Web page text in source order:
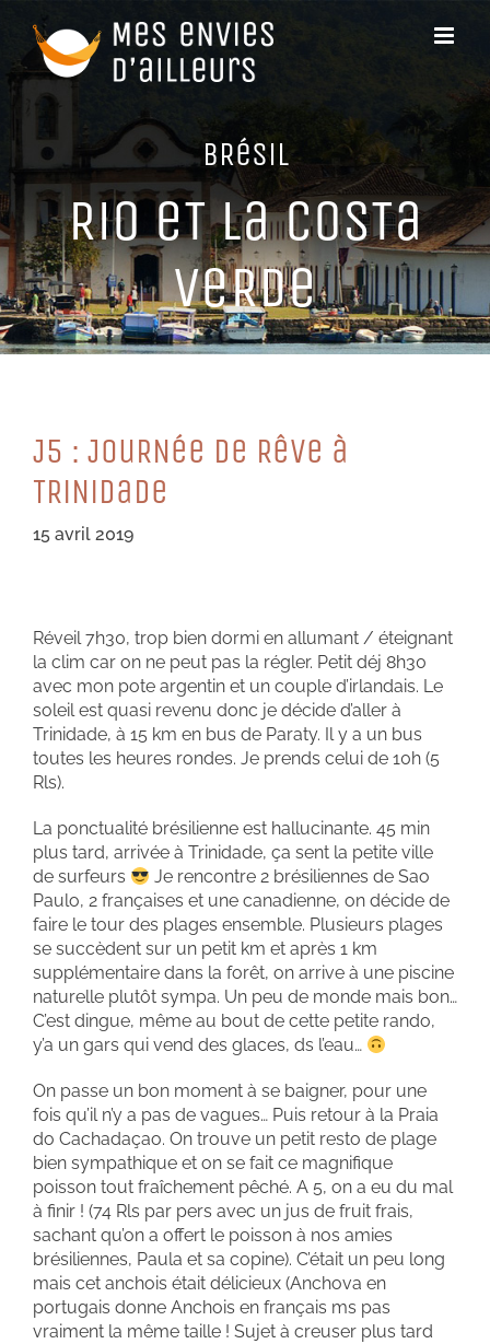
contenu
BRéSiL
Rio eT La CoSTa
VeRDe
J5 : JouRNée De RêVe à
TRiNiDaDe
15 avril 2019
Réveil 7h30, trop bien dormi en allumant / éteignant
la clim car on ne peut pas la régler. Petit déj 8h30
avec mon pote argentin et un couple d’irlandais. Le
soleil est quasi revenu donc je décide d’aller à
Trinidade, à 15 km en bus de Paraty. Il y a un bus
toutes les heures rondes. Je prends celui de 10h (5
Rls).
La ponctualité brésilienne est hallucinante. 45 min
plus tard, arrivée à Trinidade, ça sent la petite ville
de surfeurs
Je rencontre 2 brésiliennes de Sao
Paulo, 2 françaises et une canadienne, on décide de
faire le tour des plages ensemble. Plusieurs plages
se succèdent sur un petit km et après 1 km
supplémentaire dans la forêt, on arrive à une piscine
naturelle plutôt sympa. Un peu de monde mais bon…
C’est dingue, même au bout de cette petite rando,
y’a un gars qui vend des glaces, ds l’eau…
On passe un bon moment à se baigner, pour une
fois qu’il n’y a pas de vagues… Puis retour à la Praia
do Cachadaçao. On trouve un petit resto de plage
bien sympathique et on se fait ce magnifique
poisson tout fraîchement pêché. A 5, on a eu du mal
à finir ! (74 Rls par pers avec un jus de fruit frais,
sachant qu’on a offert le poisson à nos amies
brésiliennes, Paula et sa copine). C’était un peu long
mais cet anchois était délicieux (Anchova en
portugais donne Anchois en français ms pas
vraiment la même taille ! Sujet à creuser plus tard